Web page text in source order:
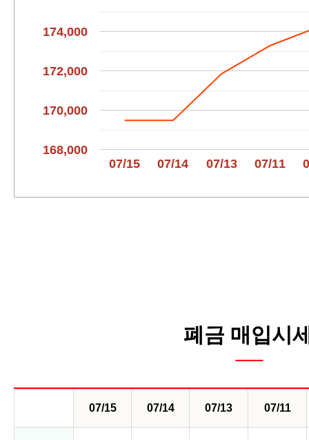
07/15 07/14 07/13 07/11
168,000
170,000
172,000
174,000
폐금 매입시
07/15 07/14 07/13 07/11